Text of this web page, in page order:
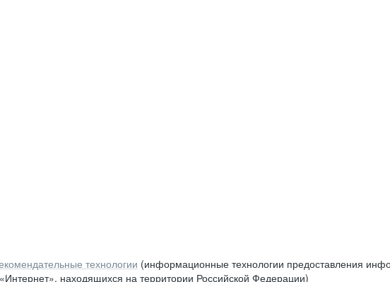
технологии (информационные технологии предоставления
находящихся на территории Российской Федерации)